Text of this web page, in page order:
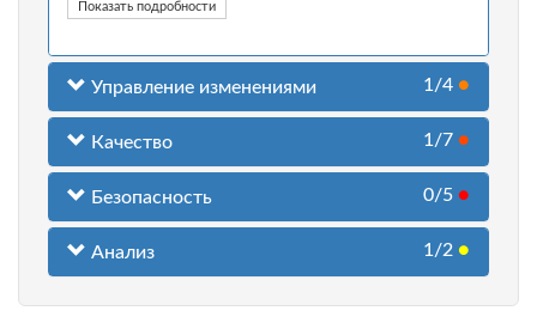
Показать подробности
Управление изменениями 1/4 ●
Качество 1/7 ●
Безопасность 0/5 ●
Анализ 1/2 ●